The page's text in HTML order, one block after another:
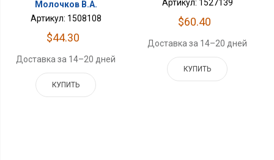
Молочков В.А.
Артикул: 1508108
$44.30
Доставка за 14–20 дней
КУПИТЬ
Артикул: 1527139
$60.40
Доставка за 14–20 дней
КУПИТЬ